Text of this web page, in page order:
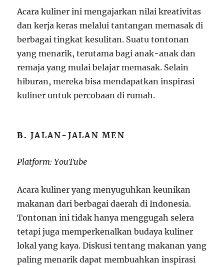
Acara kuliner ini mengajarkan nilai kreativitas
dan kerja keras melalui tantangan memasak di
berbagai tingkat kesulitan. Suatu tontonan
yang menarik, terutama bagi anak-anak dan
remaja yang mulai belajar memasak. Selain
hiburan, mereka bisa mendapatkan inspirasi
kuliner untuk percobaan di rumah.
B.JALAN-JALAN MEN
Platform: YouTube
Acara kuliner yang menyuguhkan keunikan
makanan dari berbagai daerah di Indonesia.
Tontonan ini tidak hanya menggugah selera
tetapi juga memperkenalkan budaya kuliner
lokal yang kaya. Diskusi tentang makanan yang
paling menarik dapat membuahkan inspirasi